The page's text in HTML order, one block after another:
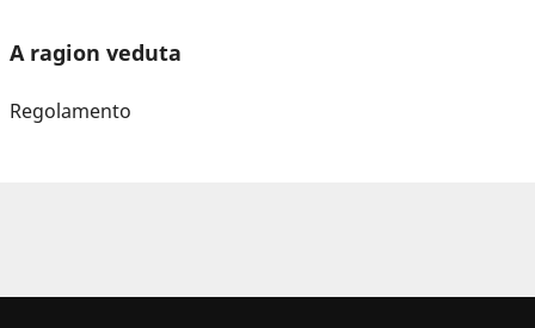
A ragion veduta
Regolamento